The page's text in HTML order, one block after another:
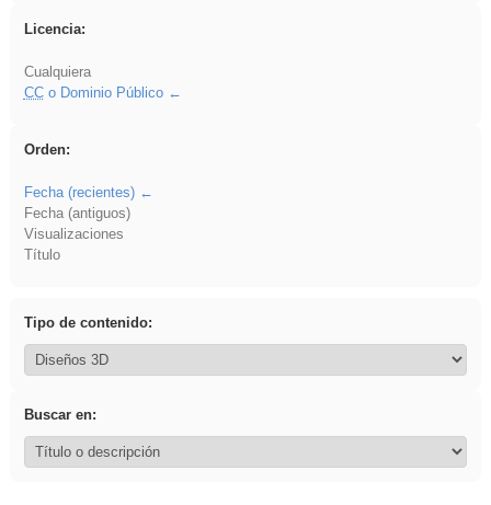
Licencia:
Cualquiera
CCo Dominio Público
Orden:
Fecha (recientes)
Fecha (antiguos)
Visualizaciones
Título
Tipo de contenido:
Buscar en: